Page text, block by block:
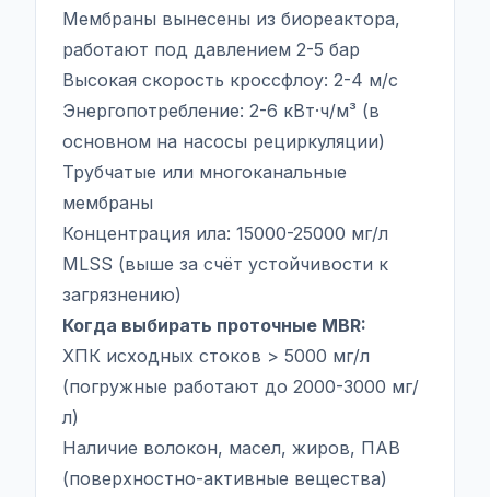
Мембраны вынесены из биореактора,
работают под давлением 2-5 бар
Высокая скорость кроссфлоу: 2-4 м/с
Энергопотребление: 2-6 кВт·ч/м³ (в
основном на насосы рециркуляции)
Трубчатые или многоканальные
мембраны
Концентрация ила: 15000-25000 мг/л
MLSS (выше за счёт устойчивости к
загрязнению)
Когда выбирать проточные MBR:
ХПК исходных стоков > 5000 мг/л
(погружные работают до 2000-3000 мг/
л)
Наличие волокон, масел, жиров, ПАВ
(поверхностно-активные вещества)